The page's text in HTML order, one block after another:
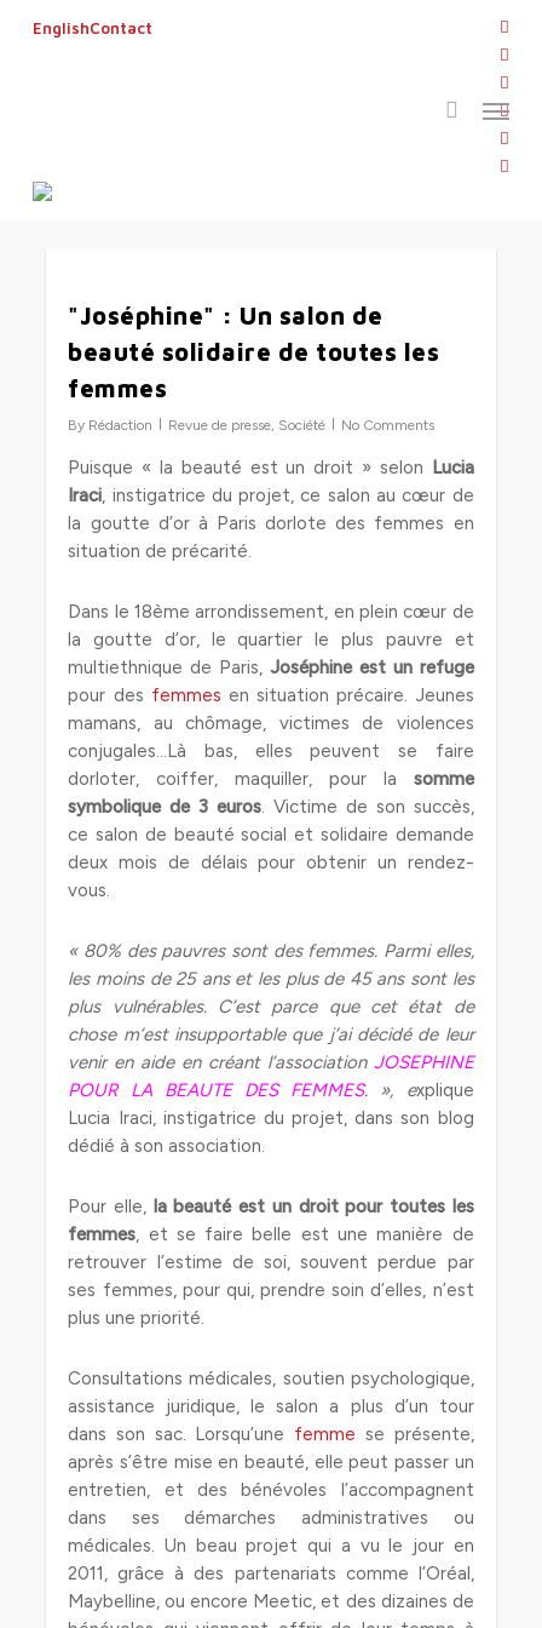
flickr
EnglishContact
search
Menu
"Joséphine" : Un salon de
beauté solidaire de toutes les
femmes
By Rédaction Revue de presse, Société No Comments
Puisque « la beauté est un droit » selon Lucia
Iraci, instigatrice du projet, ce salon au cœur de
la goutte d’or à Paris dorlote des femmes en
situation de précarité.
Dans le 18ème arrondissement, en plein cœur de
la goutte d’or, le quartier le plus pauvre et
multiethnique de Paris, Joséphine est un refuge
pour des femmes en situation précaire. Jeunes
mamans, au chômage, victimes de violences
conjugales…Là bas, elles peuvent se faire
dorloter, coiffer,maquiller, pour la somme
symbolique de 3 euros. Victime de son succès,
cesalon de beauté social et solidaire demande
deux mois de délais pour obtenir un rendez-
vous.
« 80% des pauvres sont des femmes. Parmi elles,
les moins de 25 ans et les plus de 45 ans sont les
plus vulnérables. C’est parce que cet état de
chose m’est insupportable que j’ai décidé de leur
venir en aide en créant l’association JOSEPHINE
POUR LA BEAUTE DES FEMMES. », explique
Lucia Iraci, instigatrice du projet, dans son blog
dédié à son association.
Pour elle, la beauté est un droit pour toutes les
femmes, et se faire belle est une manière de
retrouver l’estime de soi, souvent perdue par
ses femmes, pour qui, prendre soin d’elles, n’est
plus une priorité.
Consultations médicales, soutien psychologique,
assistance juridique, le salon a plus d’un tour
dans son sac. Lorsqu’une femme se présente,
après s’être mise en beauté, elle peut passer un
entretien, et des bénévoles l’accompagnent
dans ses démarches administratives ou
médicales. Un beau projet qui a vu le jour en
2011, grâce à des partenariats comme l’Oréal,
Maybelline, ou encore Meetic, et des dizaines de